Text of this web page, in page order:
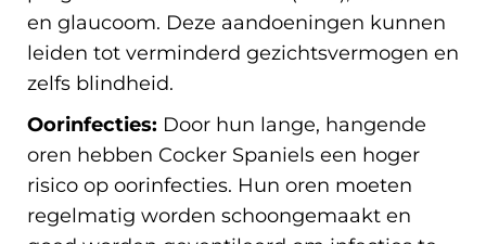
en glaucoom. Deze aandoeningen kunnen
leiden tot verminderd gezichtsvermogen en
zelfs blindheid.
Oorinfecties: Door hun lange, hangende
oren hebben Cocker Spaniels een hoger
risico op oorinfecties. Hun oren moeten
regelmatig worden schoongemaakt en